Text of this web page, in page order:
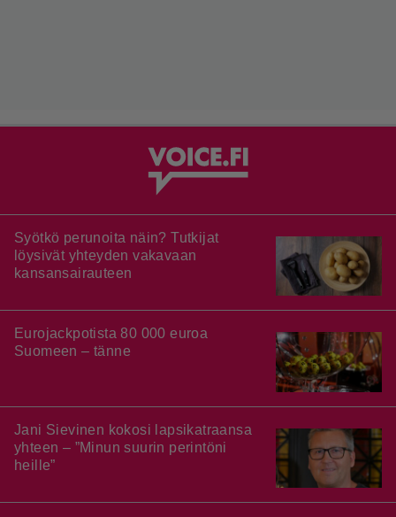
Syötkö perunoita näin? Tutkijat
löysivät yhteyden vakavaan
kansansairauteen
Eurojackpotista 80 000 euroa
Suomeen – tänne
Jani Sievinen kokosi lapsikatraansa
yhteen – ”Minun suurin perintöni
heille”